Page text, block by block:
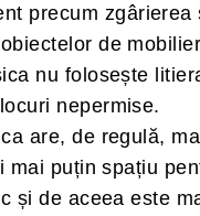
precum zgârierea
de
nu folosește
nepermise.
are, de regulă,
mai puțin spațiu
și de aceea este